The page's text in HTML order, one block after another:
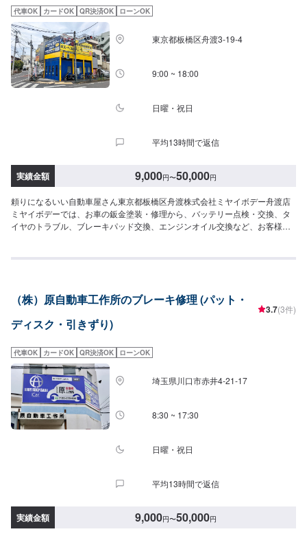
好きの皆さんのピットワーカーにおまかせください。『代車について』代車
をご用意しています。お車の作業中は代車をご利用ください。※代車の燃料代
はお客様にご負担いただいております。『営業時間・定休日』営業時間：
8:30〜18:00定休日：日・祝・第一月曜
代車OK カードOK QR決済OK ローンOK
東京都板橋区舟渡3-19-4
9:00 ~ 18:00
日曜・祝日
平均13時間で返信
実績金額 9,000円〜50,000円
頼りになるいい自動車屋さん東京都板橋区舟渡株式会社ミヤイボデー舟渡店
ミヤイボデーでは、お車の鈑金塗装・修理から、バッテリー点検・交換、タ
イヤのトラブル、ブレーキパッド交換、エンジンオイル交換など、お客様の
るサインです。ブレーキパッドを交換せず、そのまま放置してしまうと、ブ
は、お気軽にご相談ください。<パーツ持ち込みについて>部品の持ち込み可
能です！ネットなどで購入した部品の持ち込みをご希望の方はオファーにて
部品詳細と車種情報をお送りください。<代車について>作業中は代車の貸し
客様負担となります。<営業時間・定休日>営業時間：9:00〜18:00定休日：
日曜・祝日
（株）原自動車工作所のブレーキ修理 (パット・
ディスク・引きずり)
3.7(3件)
代車OK カードOK QR決済OK ローンOK
埼玉県川口市赤井4-21-17
8:30 ~ 17:30
日曜・祝日
平均13時間で返信
実績金額 9,000円〜50,000円